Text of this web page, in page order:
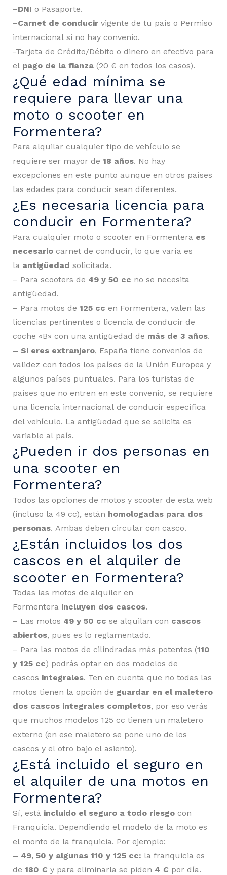
–DNI o Pasaporte.
–Carnet de conducir vigente de tu país o Permiso
internacional si no hay convenio.
-Tarjeta de Crédito/Débito o dinero en efectivo para
el pago de la fianza (20 € en todos los casos).
¿Qué edad mínima se
requiere para llevar una
moto o scooter en
Formentera?
Para alquilar cualquier tipo de vehículo se
requiere ser mayor de 18 años. No hay
excepciones en este punto aunque en otros países
las edades para conducir sean diferentes.
¿Es necesaria licencia para
conducir en Formentera?
Para cualquier moto o scooter en Formentera es
necesario carnet de conducir, lo que varía es
la antigüedad solicitada.
– Para scooters de 49 y 50 cc no se necesita
antigüedad.
– Para motos de 125 cc en Formentera, valen las
licencias pertinentes o licencia de conducir de
coche «B» con una antigüedad de más de 3 años.
– Si eres extranjero, España tiene convenios de
validez con todos los países de la Unión Europea y
algunos países puntuales. Para los turistas de
países que no entren en este convenio, se requiere
una licencia internacional de conducir específica
del vehículo. La antigüedad que se solicita es
variable al país.
¿Pueden ir dos personas en
una scooter en
Formentera?
Todos las opciones de motos y scooter de esta web
(incluso la 49 cc), están homologadas para dos
personas. Ambas deben circular con casco.
¿Están incluidos los dos
cascos en el alquiler de
scooter en Formentera?
Todas las motos de alquiler en
Formentera incluyen dos cascos.
– Las motos 49 y 50 cc se alquilan con cascos
abiertos, pues es lo reglamentado.
– Para las motos de cilindradas más potentes (110
y 125 cc) podrás optar en dos modelos de
cascos integrales. Ten en cuenta que no todas las
motos tienen la opción de guardar en el maletero
dos cascos integrales completos, por eso verás
que muchos modelos 125 cc tienen un maletero
externo (en ese maletero se pone uno de los
cascos y el otro bajo el asiento).
¿Está incluido el seguro en
el alquiler de una motos en
Formentera?
Sí, está incluido el seguro a todo riesgo con
Franquicia. Dependiendo el modelo de la moto es
el monto de la franquicia. Por ejemplo:
– 49, 50 y algunas 110 y 125 cc: la franquicia es
de 180 € y para eliminarla se piden 4 € por día.